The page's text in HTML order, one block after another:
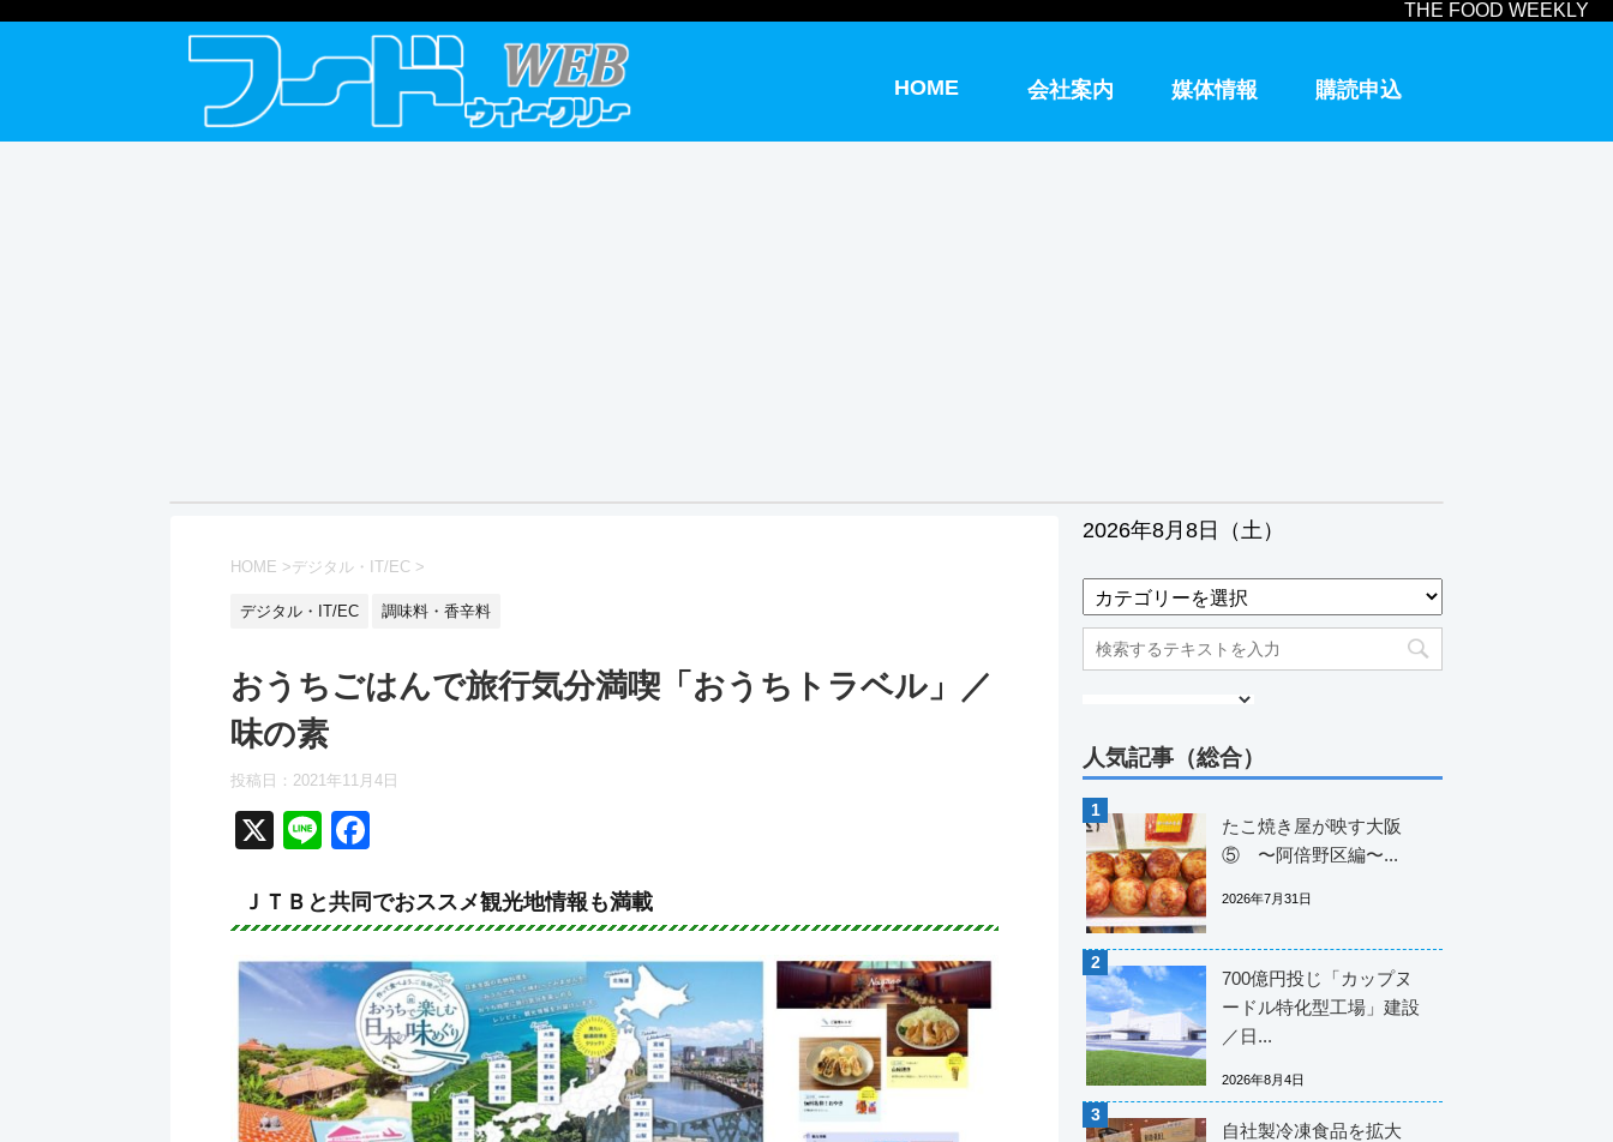
THE FOOD WEEKLY
HOME 会社案内 媒体情報 購読申込
HOME >デジタル・IT/EC >
デジタル・IT/EC 調味料・香辛料
おうちごはんで旅行気分満喫「おうちトラベル」／
味の素
投稿日： 2021年11月4日
X
Li
e
c
e
b
o
o
k
ＪＴＢと共同でおススメ観光地情報も満載
2026年8月8日（土）
人気記事（総合）
たこ焼き屋が映す大阪
⑤ 〜阿倍野区編〜...
2026年7月31日
700億円投じ「カップヌ
ードル特化型工場」建設
／日...
2026年8月4日
自社製冷凍食品を拡大